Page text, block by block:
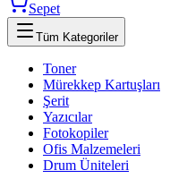
Sepet
Tüm Kategoriler
Toner
Mürekkep Kartuşları
Şerit
Yazıcılar
Fotokopiler
Ofis Malzemeleri
Drum Üniteleri